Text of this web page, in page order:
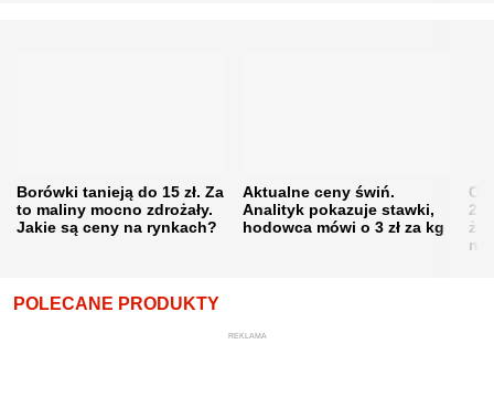
Borówki tanieją do 15 zł. Za
to maliny mocno zdrożały.
Jakie są ceny na rynkach?
Aktualne ceny świń.
Analityk pokazuje stawki,
hodowca mówi o 3 zł za kg
POLECANE PRODUKTY
REKLAMA